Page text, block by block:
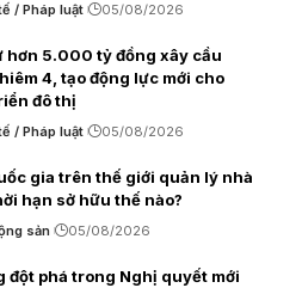
/ Pháp luật 05/08/2026
hơn 5.000 tỷ đồng xây cầu
4, tạo động lực mới cho
đô thị
/ Pháp luật 05/08/2026
gia trên thế giới quản lý nhà
hạn sở hữu thế nào?
sản 05/08/2026
đột phá trong Nghị quyết mới